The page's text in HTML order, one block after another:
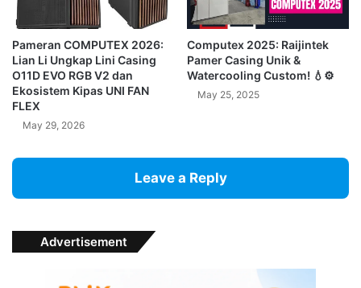
Pameran COMPUTEX 2026:
Lian Li Ungkap Lini Casing
O11D EVO RGB V2 dan
Ekosistem Kipas UNI FAN
FLEX
May 29, 2026
Computex 2025: Raijintek
Pamer Casing Unik &
Watercooling Custom! 💧⚙️
May 25, 2025
Leave a Reply
Advertisement